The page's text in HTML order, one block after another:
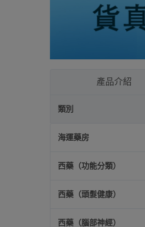
產品介紹
類別
海運藥房
西藥（功能分類）
西藥（頭髮健康）
西藥（腦部神經）